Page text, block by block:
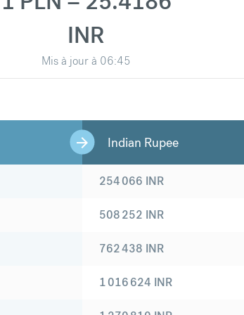
INR
Mis à jour à 06:45
Indian Rupee
254 066 INR
508 252 INR
762 438 INR
1 016 624 INR